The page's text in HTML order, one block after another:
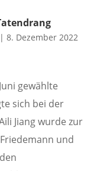
| 8. Dezember 2022
gewählte
sich bei der
Jiang wurde zur
und